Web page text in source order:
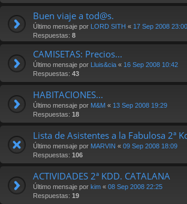
Buen viaje a tod@s.
Último mensaje por LORD SITH « 17 Sep 2008 23:00
Respuestas: 8
CAMISETAS: Precios...
Último mensaje por Lluis&cia « 16 Sep 2008 10:42
Respuestas: 43
HABITACIONES...
Último mensaje por M&M « 13 Sep 2008 19:29
Respuestas: 18
Lista de Asistentes a la Fabulosa 2ª
Último mensaje por MARVIN « 09 Sep 2008 18:09
Respuestas: 106
ACTIVIDADES 2ª KDD. CATALANA
Último mensaje por kim « 08 Sep 2008 22:25
Respuestas: 19